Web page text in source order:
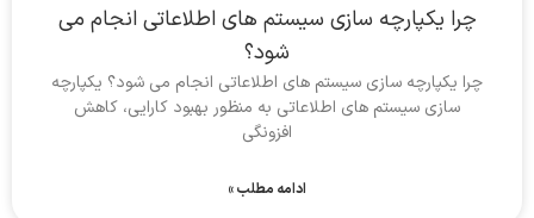
چرا یکپارچه سازی سیستم های اطلاعاتی انجام می
شود؟
چرا یکپارچه سازی سیستم های اطلاعاتی انجام می شود؟ یکپارچه
سازی سیستم های اطلاعاتی به منظور بهبود کارایی، کاهش
افزونگی
ادامه مطلب »